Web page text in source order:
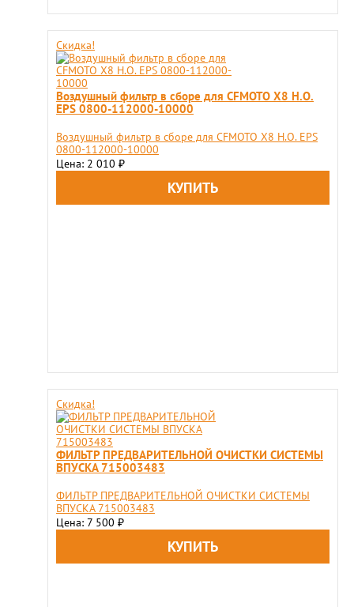
Скидка!
Воздушный фильтр в сборе для CFMOTO X8 H.O.
EPS 0800-112000-10000
Воздушный фильтр в сборе для CFMOTO X8 H.O. EPS
0800-112000-10000
Цена: 2 010 ₽
Скидка!
ФИЛЬТР ПРЕДВАРИТЕЛЬНОЙ ОЧИСТКИ СИСТЕМЫ
ВПУСКА 715003483
ФИЛЬТР ПРЕДВАРИТЕЛЬНОЙ ОЧИСТКИ СИСТЕМЫ
ВПУСКА 715003483
Цена: 7 500 ₽